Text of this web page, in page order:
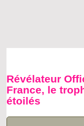
Révélateur
France, le
étoilés